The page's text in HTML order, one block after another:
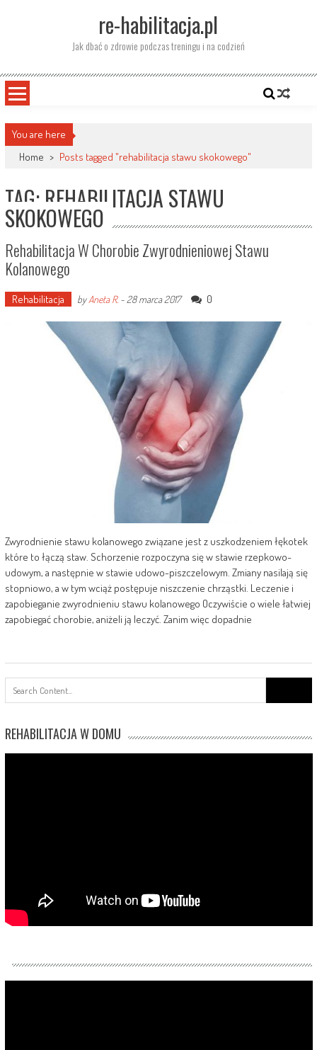
re-habilitacja.pl
Jak dbać o zdrowie podczas treningu i na codzień
You are here
Home > Posts tagged "rehabilitacja stawu skokowego"
TAG: REHABILITACJA STAWU
SKOKOWEGO
Rehabilitacja W Chorobie Zwyrodnieniowej Stawu
Kolanowego
Rehabilitacja byAneta R.- 28 marca 2017 0
Zwyrodnienie stawu kolanowego związane jest z uszkodzeniem łękotek
które to łączą staw. Schorzenie rozpoczyna się w stawie rzepkowo-
udowym, a następnie w stawie udowo-piszczelowym. Zmiany nasilają się
stopniowo, a w tym wciąż postępuje niszczenie chrząstki. Leczenie i
zapobieganie zwyrodnieniu stawu kolanowego Oczywiście o wiele łatwiej
zapobiegać chorobie, aniżeli ją leczyć. Zanim więc dopadnie
REHABILITACJA W DOMU